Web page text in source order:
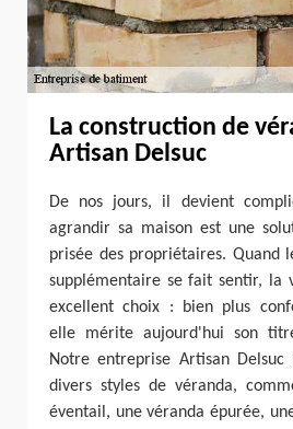
La construction de
Artisan Delsuc
De nos jours, il devient
agrandir sa maison est une
prisée des propriétaires. Quand
supplémentaire se fait sentir, la
excellent choix : bien plus
elle mérite aujourd'hui son
Notre entreprise Artisan Delsuc
divers styles de véranda,
éventail, une véranda épurée,